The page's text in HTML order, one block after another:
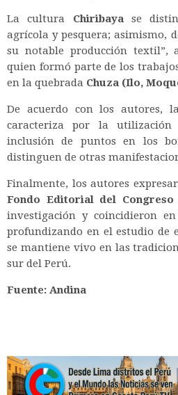
La cultura Chiribayase
agrícola y pesquera; asimismo,
su notable producción textil”,
quien formó parte de los
en la quebrada Chuza (Ilo,
De acuerdo con los autores,
caracteriza por la
inclusión de puntos en los
distinguen de otras
Finalmente, los autores
Fondo Editorial del Congreso
investigación y coincidieron
profundizando en el estudio de
se mantiene vivo en las
sur del Perú.
Fuente: Andina